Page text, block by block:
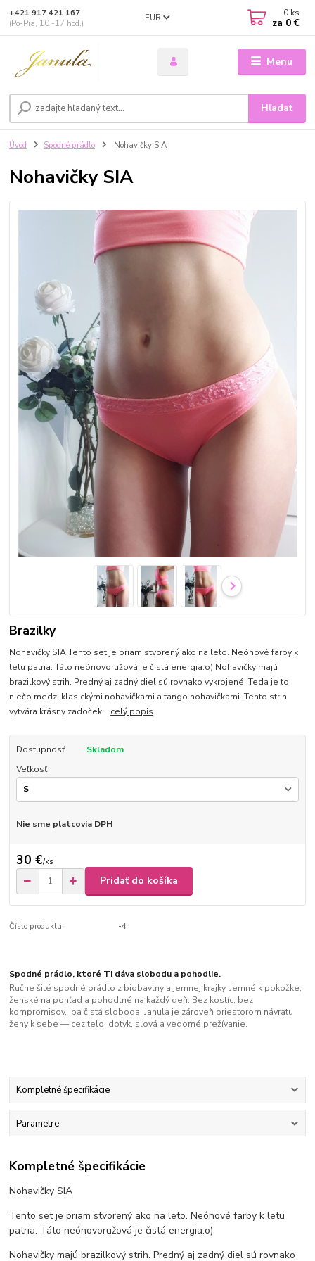
Menu
EUR
Hľadať
+421 917 421 167
(Po-Pia, 10 -17 hod.)
0 ks
za 0 €
Úvod Spodné prádlo Nohavičky SIA
Nohavičky SIA
Brazilky
Nohavičky SIA Tento set je priam stvorený ako na leto. Neónové farby k
letu patria. Táto neónovoružová je čistá energia:o) Nohavičky majú
brazilkový strih. Predný aj zadný diel sú rovnako vykrojené. Teda je to
niečo medzi klasickými nohavičkami a tango nohavičkami. Tento strih
vytvára krásny zadoček... celý popis
Dostupnosť
Skladom
Veľkosť
Nie sme platcovia DPH
30 €/ks
Pridať do košíka
Číslo produktu: -4
Spodné prádlo, ktoré Ti dáva slobodu a pohodlie.
Ručne šité spodné prádlo z biobavlny a jemnej krajky. Jemné k pokožke,
ženské na pohľad a pohodlné na každý deň. Bez kostíc, bez
kompromisov, iba čistá sloboda. Janula je zároveň priestorom návratu
ženy k sebe — cez telo, dotyk, slová a vedomé prežívanie.
Kompletné špecifikácie
Parametre
Kompletné špecifikácie
Nohavičky SIA
Tento set je priam stvorený ako na leto. Neónové farby k letu
patria. Táto neónovoružová je čistá energia:o)
Nohavičky majú brazilkový strih. Predný aj zadný diel sú rovnako